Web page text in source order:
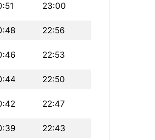
23:00
22:56
22:53
22:50
22:47
22:43